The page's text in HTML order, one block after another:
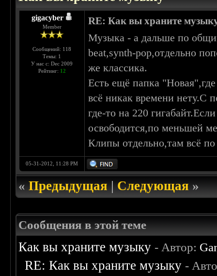
gigacyber
Member
Сообщений: 118
Темы: 1
У нас с: Dec 2009
Рейтинг: 12
RE: Как вы храните
Музыка - а дальше по
beat,synth-pop,отдельно
же классика.
Есть ещё папка
всё никак времени нету.С
где-то на 220
освободится,по меньшей
Клипы отдельно,там всё
05-31-2012, 11:28 PM
«Предыдущая|Следующая»
Сообщения в этой теме
Как вы храните музыку - Автор:
RE: Как вы храните музыку -